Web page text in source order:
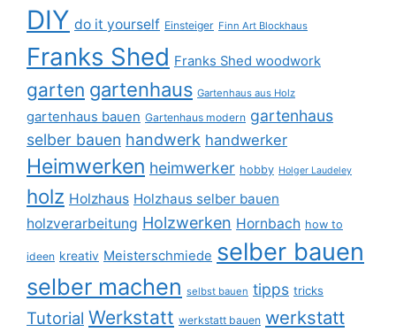
DIY do it yourself Einsteiger Finn Art Blockhaus
Franks Shed Franks Shed woodwork
garten gartenhaus Gartenhaus aus Holz
gartenhaus bauen Gartenhaus modern gartenhaus
selber bauen handwerk handwerker
Heimwerken heimwerker hobby Holger Laudeley
holz Holzhaus Holzhaus selber bauen
holzverarbeitung Holzwerken Hornbach how to
ideen kreativ Meisterschmiede selber bauen
selber machen selbst bauen tipps tricks
Tutorial Werkstatt werkstatt bauen werkstatt